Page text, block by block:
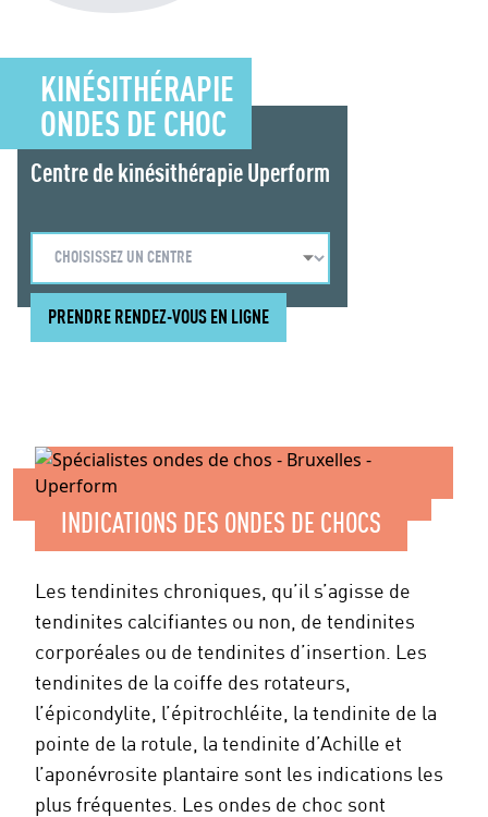
KINÉSITHÉRAPIE
ONDES DE CHOC
Centre de kinésithérapie Uperform
PRENDRE RENDEZ-VOUS EN LIGNE
INDICATIONS DES ONDES DE CHOCS
Les tendinites chroniques, qu’il s’agisse de
tendinites calcifiantes ou non, de tendinites
corporéales ou de tendinites d’insertion. Les
tendinites de la coiffe des rotateurs,
l’épicondylite, l’épitrochléite, la tendinite de la
pointe de la rotule, la tendinite d’Achille et
l’aponévrosite plantaire sont les indications les
plus fréquentes. Les ondes de choc sont